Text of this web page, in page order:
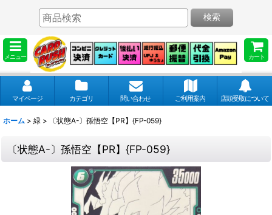
メニュー カート
検索
マイページ カテゴリ 問い合わせ ご利用案内 店頭受取について
ホーム > 緑 > 〔状態A-〕孫悟空【PR】{FP-059}
〔状態A-〕孫悟空【PR】{FP-059}